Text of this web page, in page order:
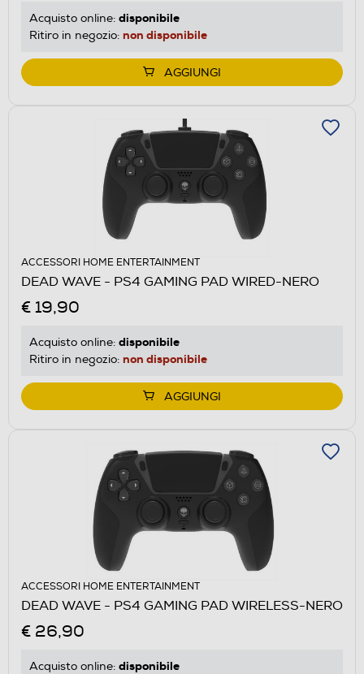
Acquisto online: disponibile
Ritiro in negozio: non disponibile
AGGIUNGI
ACCESSORI HOME ENTERTAINMENT
DEAD WAVE - PS4 GAMING PAD WIRED-NERO
€ 19,90
Acquisto online: disponibile
Ritiro in negozio: non disponibile
AGGIUNGI
ACCESSORI HOME ENTERTAINMENT
DEAD WAVE - PS4 GAMING PAD WIRELESS-NERO
€ 26,90
Acquisto online: disponibile